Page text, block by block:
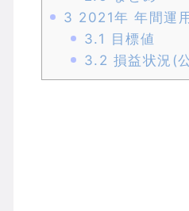
3 2021年 年間運
3.1
目標値
3.2 損益状況(